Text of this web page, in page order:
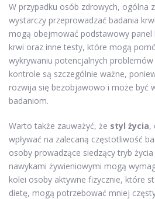
W przypadku osób zdrowych, ogólna
wystarczy przeprowadzać badania
mogą obejmować podstawowy
krwi oraz inne testy, które mogą
wykrywaniu potencjalnych
kontrole są szczególnie ważne,
rozwija się bezobjawowo i może być
badaniom.
Warto także zauważyć, że styl życia,
wpływać na zalecaną częstotliwość
osoby prowadzące siedzący tryb
nawykami żywieniowymi mogą
kolei osoby aktywne fizycznie, które
dietę, mogą potrzebować mniej